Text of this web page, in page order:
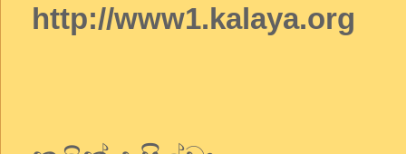
http://www1.kalaya.org